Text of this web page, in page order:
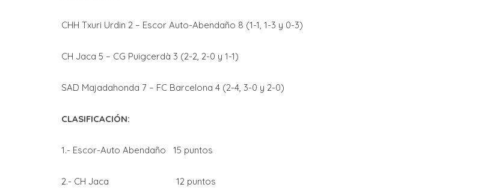
CHH Txuri Urdin 2 – Escor Auto-Abendaño 8 (1-1, 1-3 y 0-3)
CH Jaca 5 – CG Puigcerdà 3 (2-2, 2-0 y 1-1)
SAD Majadahonda 7 – FC Barcelona 4 (2-4, 3-0 y 2-0)
CLASIFICACIÓN:
1.- Escor-Auto Abendaño 15 puntos
2.- CH Jaca 12 puntos